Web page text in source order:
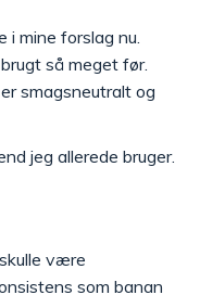
i mine forslag nu.
så meget før.
smagsneutralt og
jeg allerede bruger.
være
som banan